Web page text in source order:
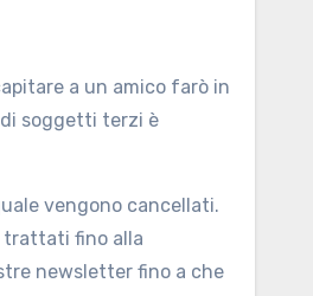
a un amico farò in
soggetti terzi è
vengono cancellati.
trattati fino alla
newsletter fino a che